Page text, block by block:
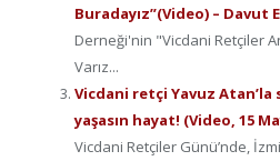
Buradayız”(Video) – Davut
Derneği'nin "Vicdani Retçiler
Varız...
Vicdani retçi Yavuz
yaşasın hayat! (Video, 15
Vicdani Retçiler Günü’nde,